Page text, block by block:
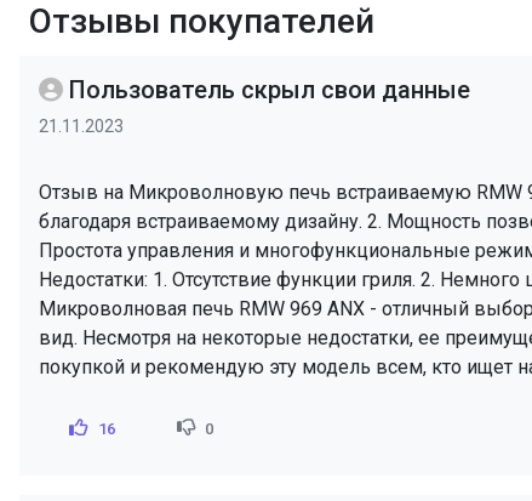
Отзывы покупателей
Пользователь скрыл свои данные
21.11.2023
Отзыв на Микроволновую печь встраиваемую RMW
благодаря встраиваемому дизайну. 2. Мощность
Простота управления и многофункциональные
Недостатки: 1. Отсутствие функции гриля. 2.
Микроволновая печь RMW 969 ANX - отличный
вид. Несмотря на некоторые недостатки, ее
покупкой и рекомендую эту модель всем, кто ищет
16 0